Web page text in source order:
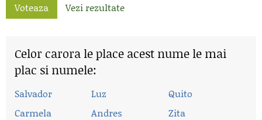
Voteaza Vezi rezultate
Celor carora le place acest nume le mai
plac si numele:
Salvador Luz
Quito
Carmela
Andres
Zita